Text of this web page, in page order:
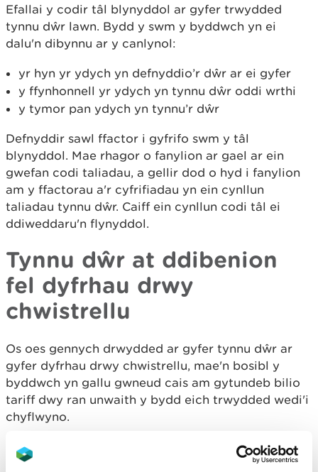
Efallai y codir tâl blynyddol ar gyfer trwydded
tynnu dŵr lawn. Bydd y swm y byddwch yn ei
dalu'n dibynnu ar y canlynol:
yr hyn yr ydych yn defnyddio’r dŵr ar ei gyfer
y ffynhonnell yr ydych yn tynnu dŵr oddi wrthi
y tymor pan ydych yn tynnu’r dŵr
Defnyddir sawl ffactor i gyfrifo swm y tâl
blynyddol. Mae rhagor o fanylion ar gael ar ein
gwefan codi taliadau, a gellir dod o hyd i fanylion
am y ffactorau a'r cyfrifiadau yn ein cynllun
taliadau tynnu dŵr. Caiff ein cynllun codi tâl ei
ddiweddaru'n flynyddol.
Tynnu dŵr at ddibenion
fel dyfrhau drwy
chwistrellu
Os oes gennych drwydded ar gyfer tynnu dŵr ar
gyfer dyfrhau drwy chwistrellu, mae'n bosibl y
byddwch yn gallu gwneud cais am gytundeb bilio
tariff dwy ran unwaith y bydd eich trwydded wedi'i
chyflwyno.
Mae Atodlen 2 o'n cynllun taliadau tynnu dŵr yn
cynnwys gwybodaeth bellach am yr amodau y